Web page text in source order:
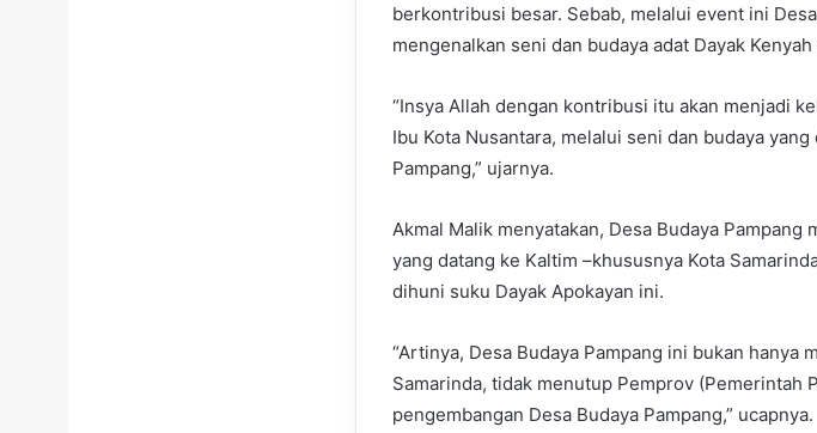
berkontribusi besar. Sebab, melalui event ini
mengenalkan seni dan budaya adat Dayak
“Insya Allah dengan kontribusi itu akan menjadi
Ibu Kota Nusantara, melalui seni dan budaya
Pampang,” ujarnya.
Akmal Malik menyatakan, Desa Budaya
yang datang ke Kaltim –khususnya Kota
dihuni suku Dayak Apokayan ini.
“Artinya, Desa Budaya Pampang ini bukan hanya
Samarinda, tidak menutup Pemprov (Pemerintah
pengembangan Desa Budaya Pampang,” ucapnya.